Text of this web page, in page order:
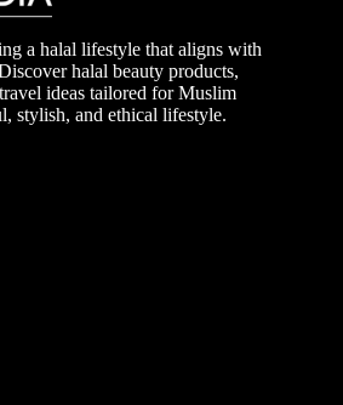
a halal lifestyle that aligns with
halal beauty products,
ideas tailored for Muslim
stylish, and ethical lifestyle.